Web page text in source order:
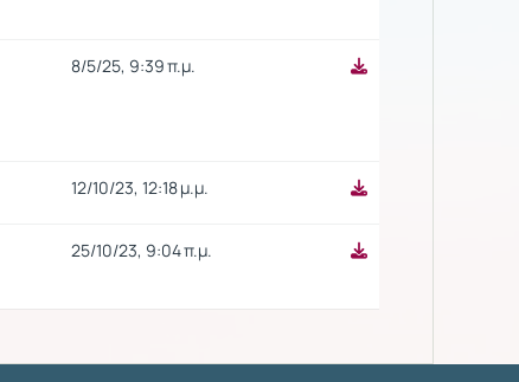
8/5/25, 9:39 π.μ.
12/10/23, 12:18 μ.μ.
25/10/23, 9:04 π.μ.